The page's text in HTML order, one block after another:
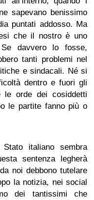
sapevano benissimo
puntati addosso. Ma
che il nostro è uno
davvero lo fosse,
tanti problemi nel
e sindacali. Né si
dentro e fuori gli
le orde dei cosiddetti
le partite fanno più o
italiano sembra
sentenza legherà
noi debbono tutelare
la notizia, nei social
dei tantissimi che